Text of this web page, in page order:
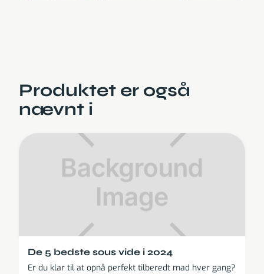
Produktet er også
nævnt i
De 5 bedste sous vide i 2024
Er du klar til at opnå perfekt tilberedt mad hver gang?